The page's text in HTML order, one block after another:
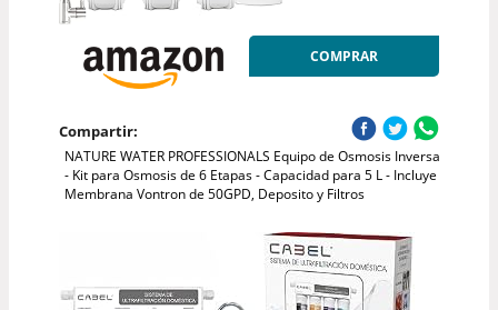
COMPRAR
Compartir:
NATURE WATER PROFESSIONALS Equipo de Osmosis Inversa
- Kit para Osmosis de 6 Etapas - Capacidad para 5 L - Incluye
Membrana Vontron de 50GPD, Deposito y Filtros